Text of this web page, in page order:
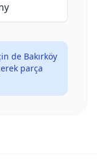
de Bakırköy
parça